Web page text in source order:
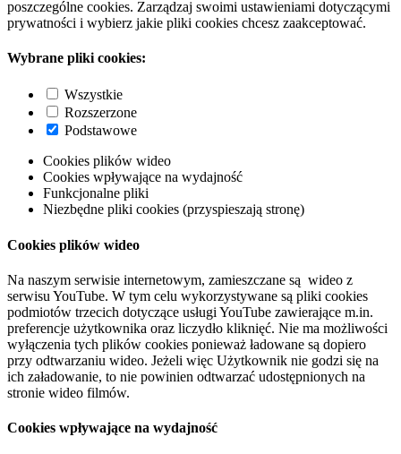
poszczególne cookies. Zarządzaj swoimi ustawieniami dotyczącymi
prywatności i wybierz jakie pliki cookies chcesz zaakceptować.
Wybrane pliki cookies:
Wszystkie
Rozszerzone
Podstawowe
Cookies plików wideo
Cookies wpływające na wydajność
Funkcjonalne pliki
Niezbędne pliki cookies (przyspieszają stronę)
Cookies plików wideo
Na naszym serwisie internetowym, zamieszczane są wideo z
serwisu YouTube. W tym celu wykorzystywane są pliki cookies
podmiotów trzecich dotyczące usługi YouTube zawierające m.in.
preferencje użytkownika oraz liczydło kliknięć. Nie ma możliwości
wyłączenia tych plików cookies ponieważ ładowane są dopiero
przy odtwarzaniu wideo. Jeżeli więc Użytkownik nie godzi się na
ich załadowanie, to nie powinien odtwarzać udostępnionych na
stronie wideo filmów.
Cookies wpływające na wydajność